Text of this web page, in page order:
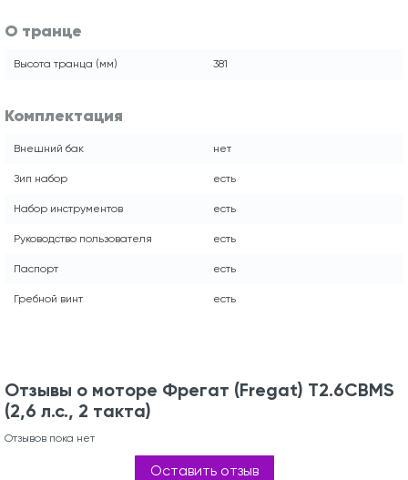
О транце
Высота транца (мм) 381
Комплектация
Внешний бак нет
Зип набор есть
Набор инструментов есть
Руководство пользователя есть
Паспорт есть
Гребной винт есть
Отзывы о моторе Фрегат (Fregat) T2.6CBMS
(2,6 л.с., 2 такта)
Отзывов пока нет
Оставить отзыв